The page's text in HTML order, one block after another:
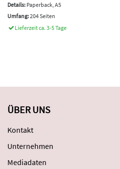
Details: Paperback, A5
Umfang:204 Seiten
Lieferzeit ca. 3-5 Tage
ÜBER UNS
Kontakt
Unternehmen
Mediadaten